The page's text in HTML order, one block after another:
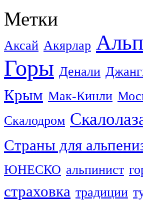
Метки
Аксай Акярлар
Горы Денали
Крым Мак-Кинли
Скалодром
Страны для
ЮНЕСКО альпинист
страховка традиции